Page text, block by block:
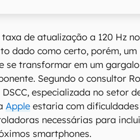
de atualização a 120 Hz no
dado como certo, porém, um
se transformar em um gargalo
Segundo o consultor
especializada no setor
Apple estaria com dificuldades
necessárias para
smartphones.